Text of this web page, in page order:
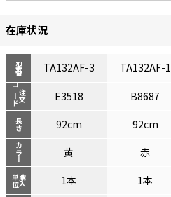
在庫状況
型番
注文
コード
長さ
カラー
購入
単位
TA132AF-3 TA132AF-1
E3518 B8687
92cm
92cm
黄
赤
1本
1本